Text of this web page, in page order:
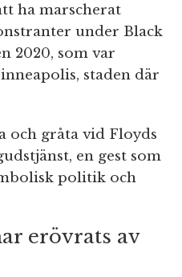
ha marscherat
under Black
2020, som var
staden där
och gråta vid Floyds
en gest som
politik och
erövrats av